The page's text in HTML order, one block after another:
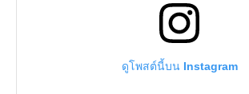
ดูโพสต์นี้บน Instagram